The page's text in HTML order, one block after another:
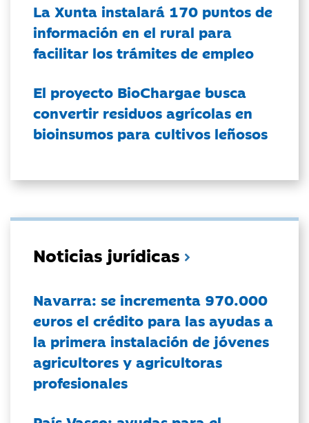
La Xunta instalará 170 puntos de
información en el rural para
facilitar los trámites de empleo
El proyecto BioChargae busca
convertir residuos agrícolas en
bioinsumos para cultivos leñosos
Noticias jurídicas
Navarra: se incrementa 970.000
euros el crédito para las ayudas a
la primera instalación de jóvenes
agricultores y agricultoras
profesionales